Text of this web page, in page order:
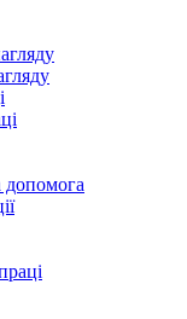
допомога